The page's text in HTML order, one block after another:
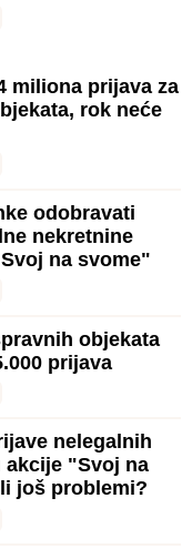
miliona prijava za
rok neće
odobravati
nekretnine
na svome"
objekata
prijava
nelegalnih
akcije "Svoj na
još problemi?